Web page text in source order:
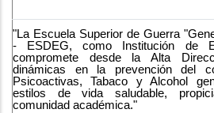
"La Escuela Superior de Guerra
- ESDEG, como Institución de
compromete desde la Alta
dinámicas en la prevención del
Psicoactivas, Tabaco y Alcohol
estilos de vida saludable,
comunidad académica."